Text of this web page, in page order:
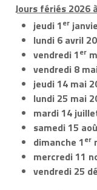
Jours fériés 2026
jeudi 1er
lundi 6 avril
vendredi 1er
vendredi 8
jeudi 14 mai
lundi 25 mai
mardi 14
samedi 15
dimanche 1er
mercredi 11
vendredi 25